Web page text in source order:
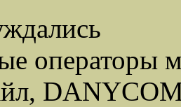
операторы